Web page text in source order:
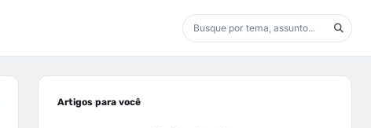
Artigos para você